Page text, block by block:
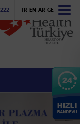
TR EN AR GE